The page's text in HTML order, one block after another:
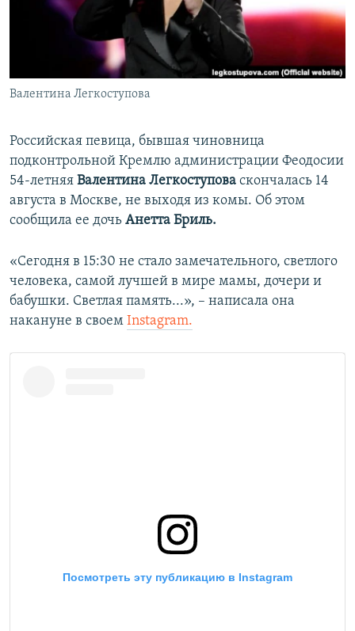
ПОБЕДИТЕЛЕЙ НЕ СУДЯТ?
КРЫМ.НЕПОКОРЕННЫЙ
УКРАИНСКАЯ ПРОБЛЕМА КРЫМА
ПРИСОЕДИНЯЙТЕСЬ!
Валентина Легкоступова
Российская певица, бывшая чиновница
подконтрольной Кремлю администрации Феодосии
54-летняя Валентина Легкоступова скончалась 14
августа в Москве, не выходя из комы. Об этом
сообщила ее дочь Анетта Бриль.
«Сегодня в 15:30 не стало замечательного, светлого
человека, самой лучшей в мире мамы, дочери и
бабушки. Светлая память...», – написала она
накануне в своем Instagram.